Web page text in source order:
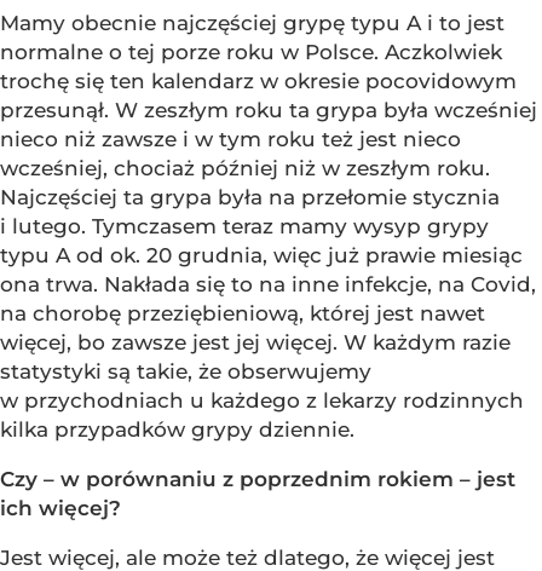
Mamy obecnie najczęściej grypę typu A i to jest
normalne o tej porze roku w Polsce. Aczkolwiek
trochę się ten kalendarz w okresie pocovidowym
przesunął. W zeszłym roku ta grypa była wcześniej
nieco niż zawsze i w tym roku też jest nieco
wcześniej, chociaż później niż w zeszłym roku.
Najczęściej ta grypa była na przełomie stycznia
i lutego. Tymczasem teraz mamy wysyp grypy
typu A od ok. 20 grudnia, więc już prawie miesiąc
ona trwa. Nakłada się to na inne infekcje, na Covid,
na chorobę przeziębieniową, której jest nawet
więcej, bo zawsze jest jej więcej. W każdym razie
statystyki są takie, że obserwujemy
w przychodniach u każdego z lekarzy rodzinnych
kilka przypadków grypy dziennie.
Czy – w porównaniu z poprzednim rokiem – jest
ich więcej?
Jest więcej, ale może też dlatego, że więcej jest